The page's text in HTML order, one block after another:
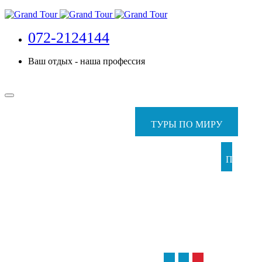
072-2124144
Ваш отдых - наша профессия
ТУРЫ ПО МИРУ